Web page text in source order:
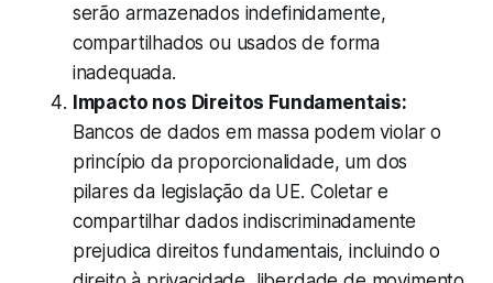
serão armazenados indefinidamente,
compartilhados ou usados de forma
inadequada.
Impacto nos Direitos Fundamentais:
Bancos de dados em massa podem violar o
princípio da proporcionalidade, um dos
pilares da legislação da UE. Coletar e
compartilhar dados indiscriminadamente
prejudica direitos fundamentais, incluindo o